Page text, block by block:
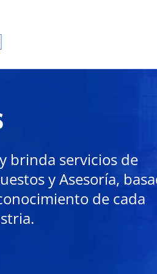
brinda servicios de
y Asesoría,
de cada